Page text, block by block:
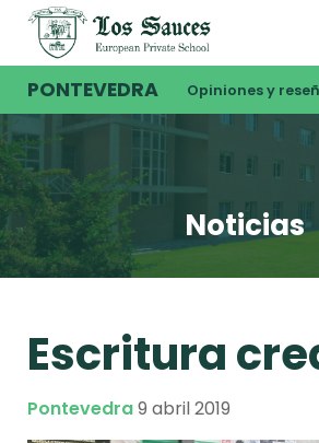
PONTEVEDRA Opiniones y
Noticias
Escritura
Pontevedra9 abril 2019